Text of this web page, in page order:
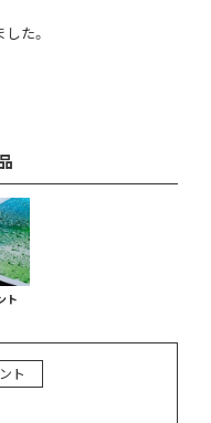
た。
ト
ト